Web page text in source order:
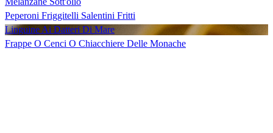
Peperoni Friggitelli Salentini Fritti
Linguine Ai Datteri Di Mare
Frappe O Cenci O Chiacchiere Delle Monache